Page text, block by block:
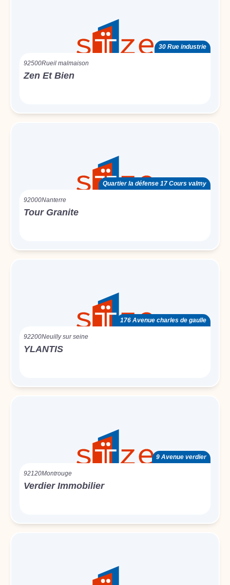
30 Rue industrie
92500Rueil malmaison
Zen Et Bien
Quartier la défense 17 Cours valmy
92000Nanterre
Tour Granite
176 Avenue charles de gaulle
92200Neuilly sur seine
YLANTIS
9 Avenue verdier
92120Montrouge
Verdier Immobilier